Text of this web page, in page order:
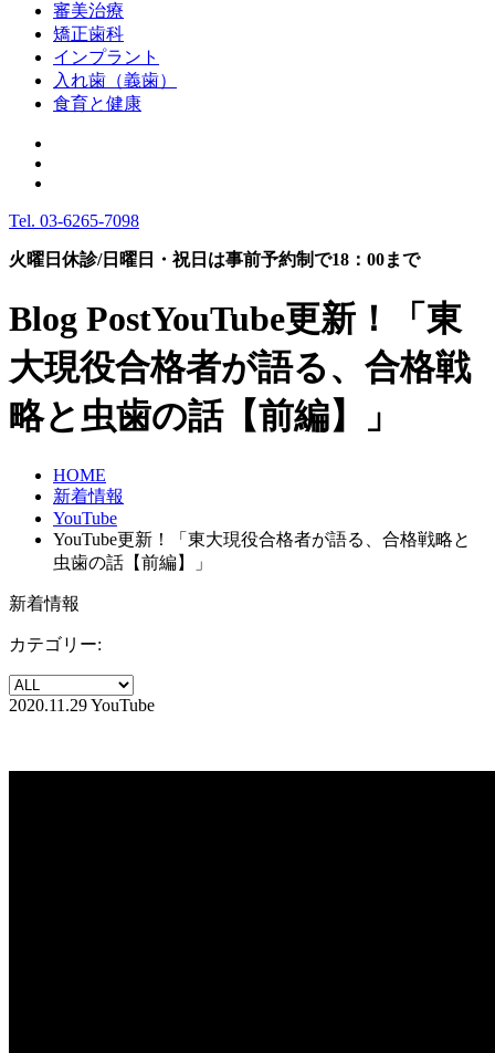
審美治療
矯正歯科
インプラント
入れ歯（義歯）
食育と健康
Tel. 03-6265-7098
火曜日休診/日曜日・祝日は事前予約制で18：00まで
Blog PostYouTube更新！「東
大現役合格者が語る、合格戦
略と虫歯の話【前編】」
HOME
新着情報
YouTube
YouTube更新！「東大現役合格者が語る、合格戦略と
虫歯の話【前編】」
新着情報
カテゴリー:
2020.11.29YouTube